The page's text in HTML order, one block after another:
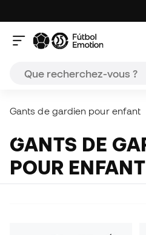
Gants de gardien pour enfant
GANTS DE GARDIENS SP
POUR ENFANT